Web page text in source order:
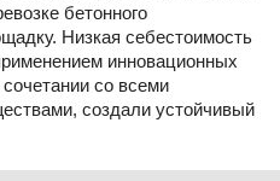
бетонного
Низкая себестоимость
инновационных
со всеми
создали устойчивый